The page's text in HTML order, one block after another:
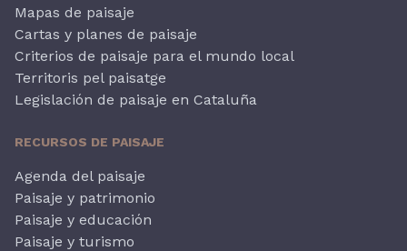
Mapas de paisaje
Cartas y planes de paisaje
Criterios de paisaje para el mundo local
Territoris pel paisatge
Legislación de paisaje en Cataluña
RECURSOS DE PAISAJE
Agenda del paisaje
Paisaje y patrimonio
Paisaje y educación
Paisaje y turismo